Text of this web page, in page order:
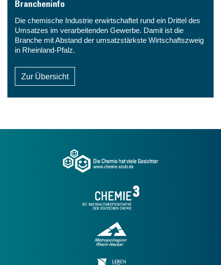
Brancheninfo
Die chemische Industrie erwirtschaftet rund ein Drittel des
Umsatzes im verarbeitenden Gewerbe. Damit ist die
Branche mit Abstand der umsatzstärkste Wirtschaftszweig
in Rheinland-Pfalz.
Zur Übersicht